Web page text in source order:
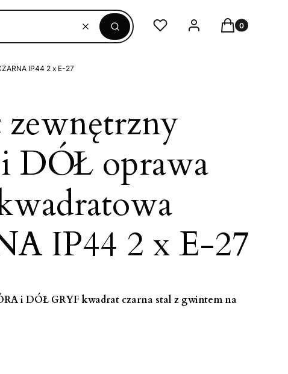
WyczyśćSzukaj
Ulubione Zaloguj sięProdukty w
Koszyk
IP44 2 x E-27
DÓŁ oprawa
IP44 2 x E-27
i DÓŁ GRYF kwadrat czarna stal z gwintem na